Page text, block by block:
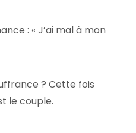
: « J’ai mal à mon
? Cette fois
le couple.